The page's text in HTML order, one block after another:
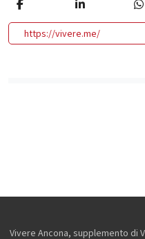
https://vivere.me/
Vivere Ancona, supplemento di